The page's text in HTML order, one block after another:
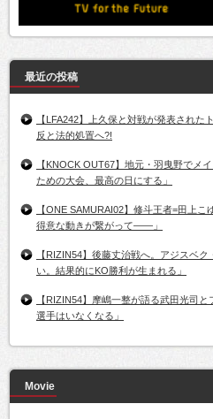
最近の投稿
【LFA242】上久保と対戦が発表され
反と法的処置へ?!
【KNOCK OUT67】地元・羽曳野でメ
ための大会、最高の日にする」
【ONE SAMURAI02】修斗王者=田上
得意な動きが繋がって――」
【RIZIN54】後藤丈治戦へ。アジスベ
い。結果的にKO勝利が生まれる」
【RIZIN54】摩嶋一整が語る武田光司
選手はいなくなる」
Movie